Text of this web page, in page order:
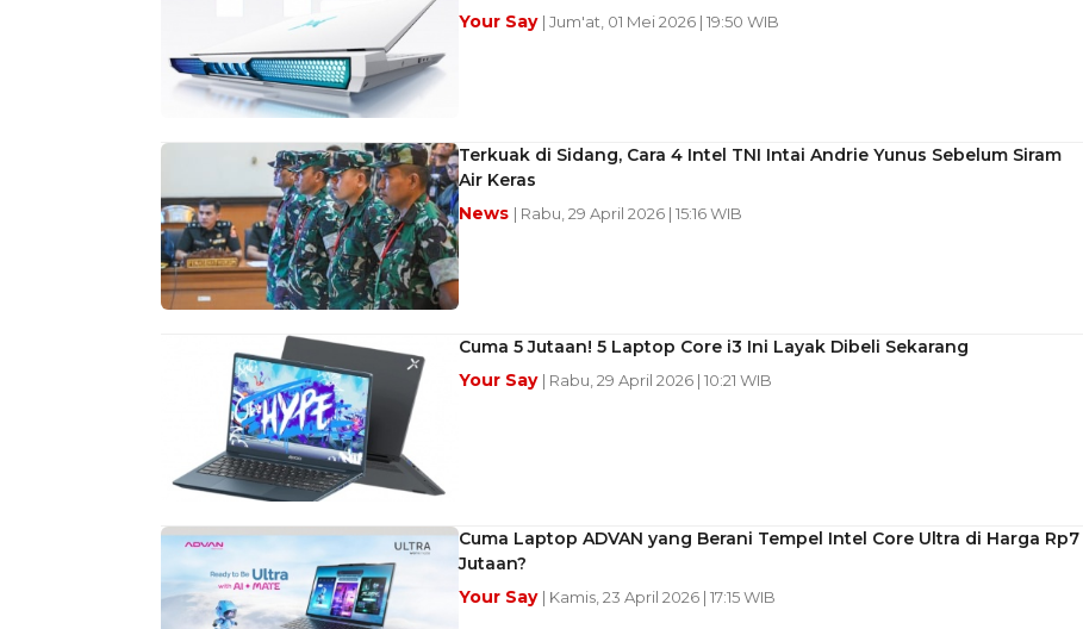
Your Say | Jum'at, 01 Mei 2026 | 19:50 WIB
Terkuak di Sidang, Cara 4 Intel TNI Intai Andrie Yunus Sebelum Siram
Air Keras
News | Rabu, 29 April 2026 | 15:16 WIB
Cuma 5 Jutaan! 5 Laptop Core i3 Ini Layak Dibeli Sekarang
Your Say | Rabu, 29 April 2026 | 10:21 WIB
Cuma Laptop ADVAN yang Berani Tempel Intel Core Ultra di Harga Rp7
Jutaan?
Your Say | Kamis, 23 April 2026 | 17:15 WIB